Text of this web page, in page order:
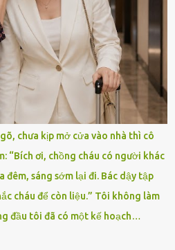
chưa kịp mở cửa vào nhà thì cô
“Bích ơi, chồng cháu có người khác
đêm, sáng sớm lại đi. Bác dậy tập
cháu để còn liệu.” Tôi không làm
đầu tôi đã có một kế hoạch…